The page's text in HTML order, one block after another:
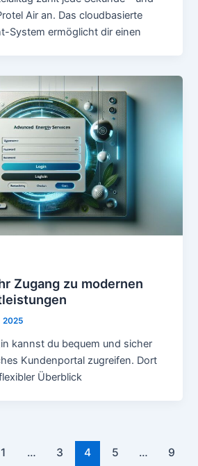
Air an. Das cloudbasierte
System ermöglicht dir einen
Zugang zu modernen
2025
kannst du bequem und sicher
Kundenportal zugreifen. Dort
Überblick
1 … 3 4 5 … 9